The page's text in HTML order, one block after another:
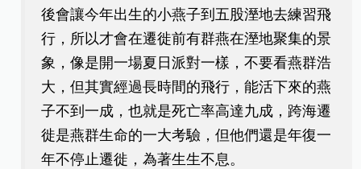
後會讓今年出生的小燕子到五股溼地去練習飛
行，所以才會在遷徙前有群燕在溼地聚集的景
象，像是開一場夏日派對一樣，不要看燕群浩
大，但其實經過長時間的飛行，能活下來的燕
子不到一成，也就是死亡率高達九成，跨海遷
徙是燕群生命的一大考驗，但他們還是年復一
年不停止遷徙，為著生生不息。